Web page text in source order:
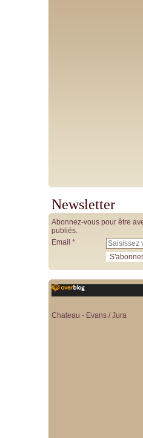
Newsletter
Abonnez-vous pour être
publiés.
Email
Chateau - Evans / Jura